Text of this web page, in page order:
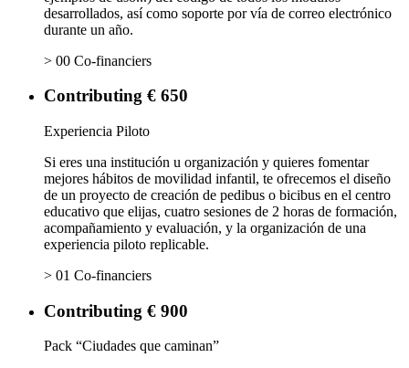
desarrollados, así como soporte por vía de correo electrónico
durante un año.
> 00 Co-financiers
Contributing € 650
Experiencia Piloto
Si eres una institución u organización y quieres fomentar
mejores hábitos de movilidad infantil, te ofrecemos el diseño
de un proyecto de creación de pedibus o bicibus en el centro
educativo que elijas, cuatro sesiones de 2 horas de formación,
acompañamiento y evaluación, y la organización de una
experiencia piloto replicable.
> 01 Co-financiers
Contributing € 900
Pack “Ciudades que caminan”